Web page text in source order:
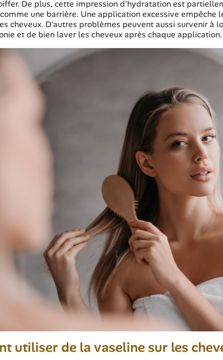
De plus, cette impression d'hydratation est
une barrière. Une application excessive empêche
cheveux. D'autres problèmes peuvent aussi survenir
et de bien laver les cheveux après chaque application.
utiliser de la vaseline sur les